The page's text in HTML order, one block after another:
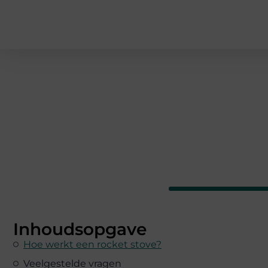
Inhoudsopgave
Hoe werkt een rocket stove?
Veelgestelde vragen